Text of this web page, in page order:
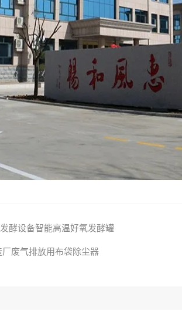
酵设备智能高温好氧发酵罐
厂废气排放用布袋除尘器